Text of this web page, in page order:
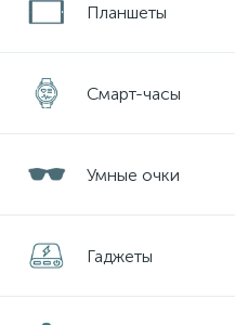
Планшеты
Смарт-часы
Умные очки
Гаджеты